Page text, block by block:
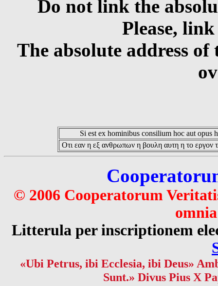
Do not link the
Please,
The absolute address
Si est ex hominibus consilium hoc aut opus
Οτι εαν η εξ ανθρωπων η βουλη αυτη η το εργον
© 2006 Cooperatorum
Litterula per inscriptionem
«Ubi Petrus, ibi Ecclesia, ibi Deus»
Sunt.» Divus Pius X